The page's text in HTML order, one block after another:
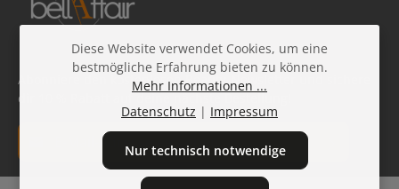
Abonniere den kostenlosen Beauty-Newsletter und sichere
dir 10 % Rabatt auf deine nächste Bestellung!
E-Mail-Adresse*
Datenschutz
Diese Website verwendet Cookies, um eine
bestmögliche Erfahrung bieten zu können.
Mehr Informationen ...
Datenschutz | Impressum
Nur technisch notwendige